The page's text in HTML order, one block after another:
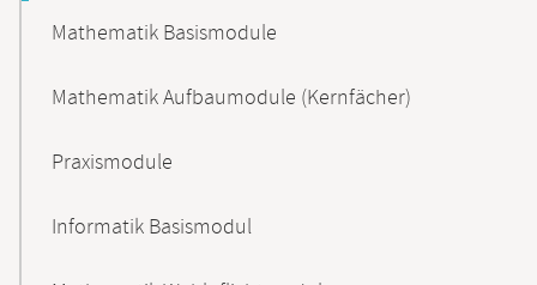
Mathematik Basismodule
Mathematik Aufbaumodule (Kernfächer)
Praxismodule
Informatik Basismodul